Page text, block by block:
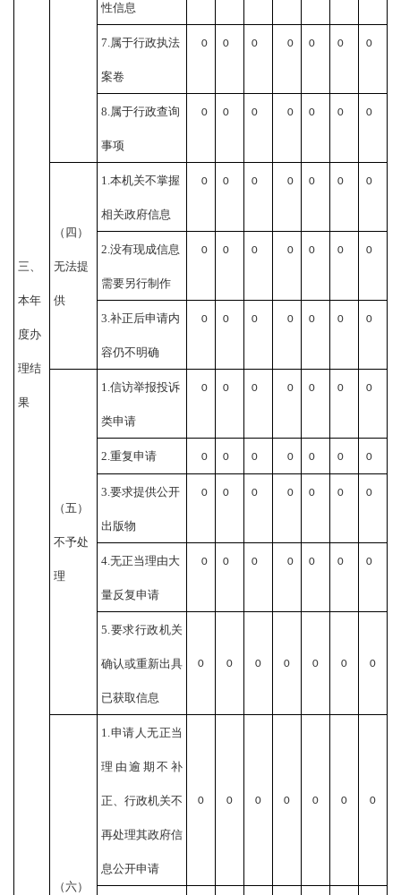
三、
本年
度办
理结
果
性信息
7.属于行政执法
案卷
0 0 0 0 0 0 0
8.属于行政查询
事项
0 0 0 0 0 0 0
（四）
无法提
供
1.本机关不掌握
相关政府信息
0 0 0 0 0 0 0
2.没有现成信息
需要另行制作
0 0 0 0 0 0 0
3.补正后申请内
容仍不明确
0 0 0 0 0 0 0
（五）
不予处
理
1.信访举报投诉
类申请
0 0 0 0 0 0 0
2.重复申请 0 0 0 0 0 0 0
3.要求提供公开
出版物
0 0 0 0 0 0 0
4.无正当理由大
量反复申请
0 0 0 0 0 0 0
5.要求行政机关
确认或重新出具
已获取信息
0 0 0 0 0 0 0
（六）
1.申请人无正当
理由逾期不补
正、行政机关不
再处理其政府信
息公开申请
0 0 0 0 0 0 0